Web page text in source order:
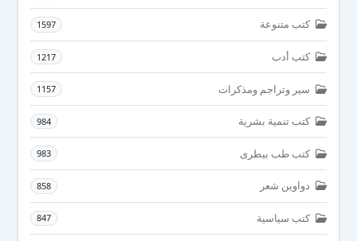
كتب متنوعة 1597
كتب أدب 1217
سير وتراجم ومذكرات 1157
كتب تنمية بشرية 984
كتب طب بيطرى 983
دواوين شعر 858
كتب سياسية 847